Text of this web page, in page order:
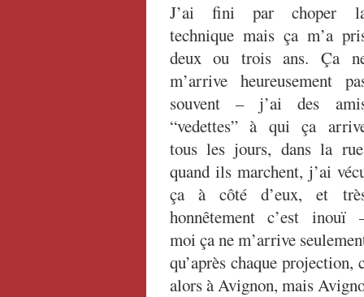
J’ai fini par choper
technique mais ça m’a
deux ou trois ans. Ça
m’arrive heureusement
souvent – j’ai des
“vedettes” à qui ça
tous les jours, dans la
quand ils marchent, j’ai
ça à côté d’eux, et
honnêtement c’est inouï
moi ça ne m’arrive
qu’après chaque projection,
alors à Avignon, mais